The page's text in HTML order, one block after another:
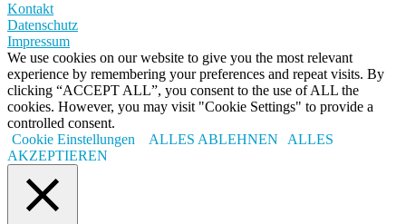
Kontakt
Datenschutz
Impressum
We use cookies on our website to give you the most relevant
experience by remembering your preferences and repeat visits. By
clicking “ACCEPT ALL”, you consent to the use of ALL the
cookies. However, you may visit "Cookie Settings" to provide a
controlled consent.
Cookie Einstellungen
ALLES ABLEHNEN
ALLES
AKZEPTIEREN